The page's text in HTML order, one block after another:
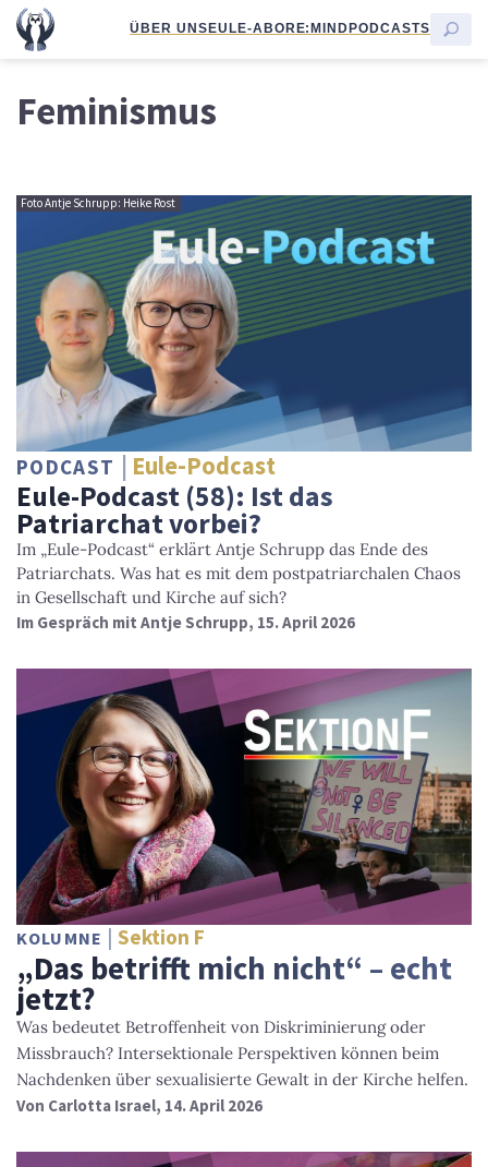
ÜBER UNSEULE-ABORE:MINDPODCASTS
Feminismus
Foto Antje Schrupp: Heike Rost
PODCAST Eule-Podcast
Eule-Podcast (58): Ist das
Patriarchat vorbei?
Im „Eule-Podcast“ erklärt Antje Schrupp das Ende des
Patriarchats. Was hat es mit dem postpatriarchalen Chaos
in Gesellschaft und Kirche auf sich?
Im Gespräch mit Antje Schrupp, 15. April 2026
KOLUMNE Sektion F
„Das betrifft mich nicht“ – echt
jetzt?
Was bedeutet Betroffenheit von Diskriminierung oder
Missbrauch? Intersektionale Perspektiven können beim
Nachdenken über sexualisierte Gewalt in der Kirche helfen.
Von Carlotta Israel, 14. April 2026